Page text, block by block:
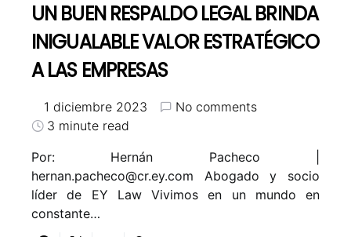
UN BUEN RESPALDO LEGAL BRINDA
INIGUALABLE VALOR ESTRATÉGICO
A LAS EMPRESAS
1 diciembre 2023
No comments
3 minute read
Por: Hernán Pacheco |
hernan.pacheco@cr.ey.com Abogado y socio
líder de EY Law Vivimos en un mundo en
constante…